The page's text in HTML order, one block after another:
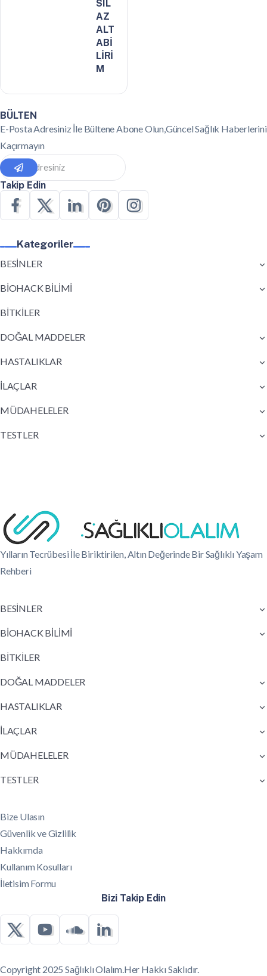
SIL
AZ
ALT
ABİ
LİRİ
M
BÜLTEN
E-Posta Adresiniz İle Bültene Abone Olun,Güncel Sağlık Haberlerini
Kaçırmayın
Takip Edin
Kategoriler
BESİNLER
BİOHACK BİLİMİ
BİTKİLER
DOĞAL MADDELER
HASTALIKLAR
İLAÇLAR
MÜDAHELELER
TESTLER
Yılların Tecrübesi İle Biriktirilen, Altın Değerinde Bir Sağlıklı Yaşam
Rehberi
BESİNLER
BİOHACK BİLİMİ
BİTKİLER
DOĞAL MADDELER
HASTALIKLAR
İLAÇLAR
MÜDAHELELER
TESTLER
Bize Ulasın
Güvenlik ve Gizlilik
Hakkımda
Kullanım Kosulları
İletisim Formu
Bizi Takip Edin
Copyright 2025 Sağlıklı Olalım.Her Hakkı Saklıdır.